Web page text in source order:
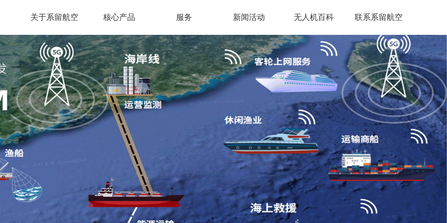
关于系留航空 核心产品 服务 新闻活动 无人机百科 联系系留航空